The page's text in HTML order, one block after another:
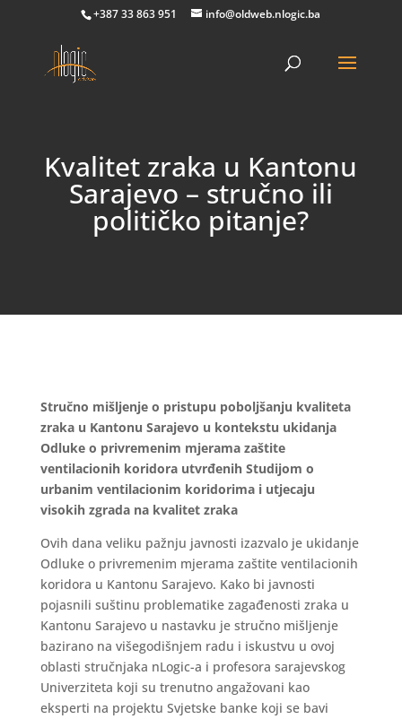
+387 33 863 951 info@oldweb.nlogic.ba
Kvalitet zraka u Kantonu
Sarajevo – stručno ili
političko pitanje?
Stručno mišljenje o pristupu poboljšanju kvaliteta
zraka u Kantonu Sarajevo u kontekstu ukidanja
Odluke o privremenim mjerama zaštite
ventilacionih koridora utvrđenih Studijom o
urbanim ventilacionim koridorima i utjecaju
visokih zgrada na kvalitet zraka
Ovih dana veliku pažnju javnosti izazvalo je ukidanje
Odluke o privremenim mjerama zaštite ventilacionih
koridora u Kantonu Sarajevo. Kako bi javnosti
pojasnili suštinu problematike zagađenosti zraka u
Kantonu Sarajevo u nastavku je stručno mišljenje
bazirano na višegodišnjem radu i iskustvu u ovoj
oblasti stručnjaka nLogic-a i profesora sarajevskog
Univerziteta koji su trenutno angažovani kao
eksperti na projektu Svjetske banke koji se bavi